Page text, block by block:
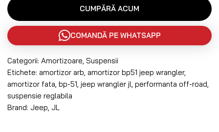
CUMPĂRĂ ACUM
COMANDĂ PE WHATSAPP
Categorii: Amortizoare Suspensii
Etichete: amortizor arb amortizor bp51 jeep wrangler,
amortizor fata bp-51 jeep wrangler jl performanta off-road
suspensie reglabila
Brand: Jeep JL